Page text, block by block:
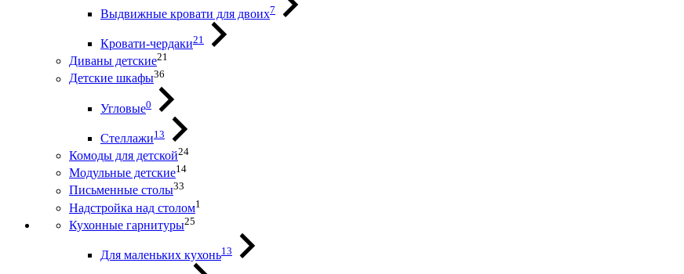
Выдвижные кровати для двоих7
Кровати-чердаки21
Диваны детские21
Детские шкафы36
Угловые0
Стеллажи13
Комоды для детской24
Модульные детские14
Письменные столы33
Надстройка над столом1
Кухонные гарнитуры25
Для маленьких кухонь13